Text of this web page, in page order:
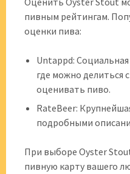
пивным рейтингам.
оценки пива:
Untappd:
где можно делиться
оценивать пиво.
RateBeer:
подробными
При выборе Oyster
пивную карту вашего